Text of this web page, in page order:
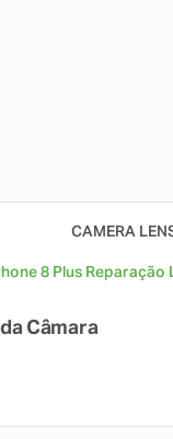
8 Plus Reparação
Câmara